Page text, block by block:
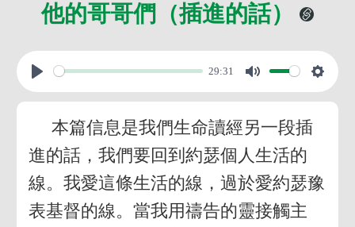
他的哥哥們（插進的話）
29:31
本篇信息是我們生命讀經另一段插
進的話，我們要回到約瑟個人生活的
線。我愛這條生活的線，過於愛約瑟豫
表基督的線。當我用禱告的靈接觸主